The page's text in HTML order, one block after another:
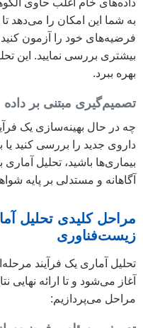
داده‌های خام اغلب حاوی
به شما این امکان را می‌دهد
فرضیه‌های خود را آزمون
بیشتری بررسی نمایید. این
بهره ببرد.
تصمیم‌گیری مبتنی بر داده
چه در حال بهینه‌سازی یک
داروی جدید را بررسی کنید یا
بیماری‌ها باشید، تحلیل
آگاهانه و مستدلی بر پایه
مراحل کلیدی تحلیل
زیست‌فناوری
تحلیل آماری یک فرآیند
آغاز می‌شود و تا ارائه نهایی
مراحل می‌پردازیم: